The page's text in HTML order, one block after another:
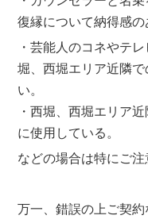
復縁について納得感の
・芸能人のコネやテ
堀、西堀エリア近隣
い。
・西堀、西堀エリア
に使用している。
などの場合は特にご注
万一、錯誤の上ご契